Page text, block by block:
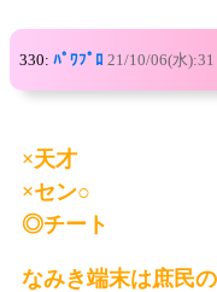
330: ﾊﾟﾜﾌﾟﾛ 21/10/06(水):31
×天才
×セン○
◎チート
なみき端末は庶民